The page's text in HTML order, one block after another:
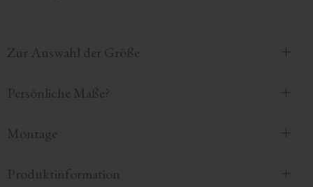
Zur Auswahl der Größe
Persönliche Maße?
Montage
Produktinformation